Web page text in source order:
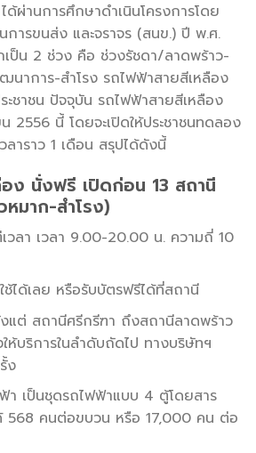
ผ่านการศึกษาดำเนินโครงการโดย
การขนส่ง และจราจร (สนข.) ปี พ.ศ.
ป็น 2 ช่วง คือ ช่วงรัชดา/ลาดพร้าว-
าการ-สำโรง รถไฟฟ้าสายสีเหลือง
ะชาชน ปัจจุบัน รถไฟฟ้าสายสีเหลือง
นี้ โดยจะเปิดให้ประชาชนทดลอง
วลาราว 1 เดือน สรุปได้ดังนี้
ง นั่งฟรี เปิดก่อน 13 สถานี
มาก-สำโรง)
วลา เวลา 9.00-20.00 น. ความถี่ 10
ได้เลย หรือรับบัตรฟรีได้ที่สถานี
แต่ สถานีศรีกรีฑา ถึงสถานีลาดพร้าว
ห้บริการในลำดับถัดไป ทางบริษัทฯ
ง
า เป็นชุดรถไฟฟ้าแบบ 4 ตู้โดยสาร
568 คนต่อขบวน หรือ 17,000 คน ต่อ